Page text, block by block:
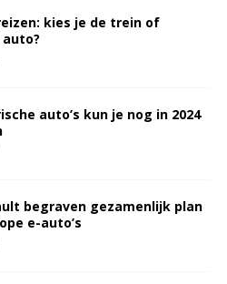
kies je de trein of
auto’s kun je nog in 2024
begraven gezamenlijk plan
e-auto’s